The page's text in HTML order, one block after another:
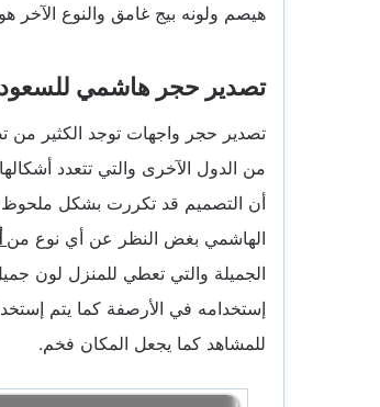
هيصم ولونه بيج غامق والنوع
تصدير حجر هاشمي
تصدير حجر واجهات توجد الكثير من
من الدول الآخرى والتي تتعدد
أن التصميم قد تكررت بشكل ملحوظ
الهاشمي بغض النظر عن أي نوع من
الجميلة والتي تعطي للمنزل لون
إستخدامه في الأرصفة كما يتم
للمشاهد كما يجعل المكان فخم.